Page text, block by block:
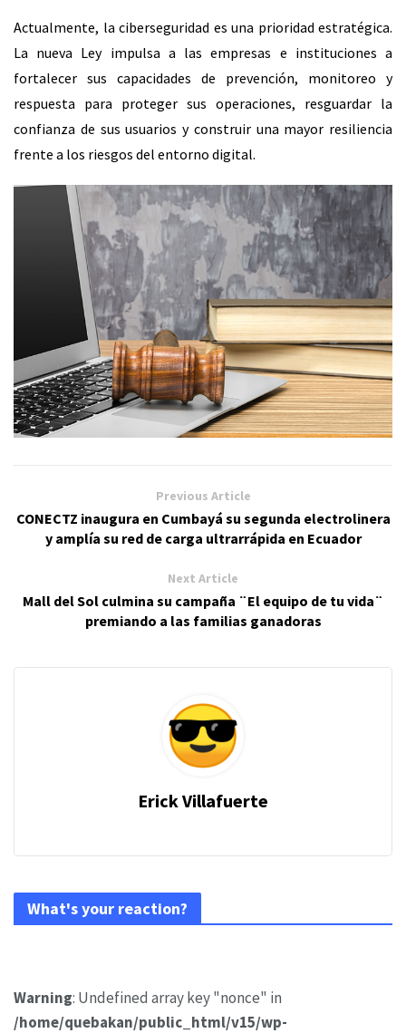
Actualmente, la ciberseguridad es una prioridad estratégica.
La nueva Ley impulsa a las empresas e instituciones a
fortalecer sus capacidades de prevención, monitoreo y
respuesta para proteger sus operaciones, resguardar la
confianza de sus usuarios y construir una mayor resiliencia
frente a los riesgos del entorno digital.
Previous Article
CONECTZ inaugura en Cumbayá su segunda electrolinera
y amplía su red de carga ultrarrápida en Ecuador
Next Article
Mall del Sol culmina su campaña ¨El equipo de tu vida¨
premiando a las familias ganadoras
Erick Villafuerte
What's your reaction?
Warning: Undefined array key "nonce" in
/home/quebakan/public_html/v15/wp-